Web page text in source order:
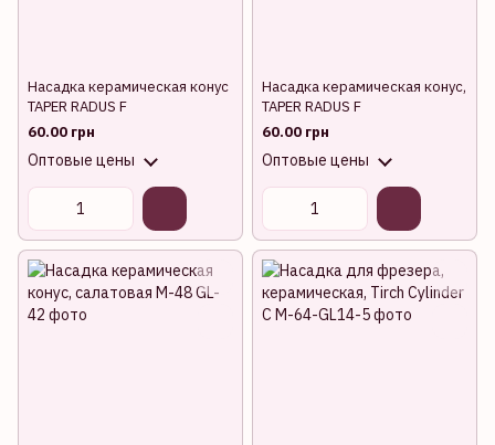
Насадка керамическая конус
TAPER RADUS F
60.00 грн
Оптовые цены
Насадка керамическая конус,
TAPER RADUS F
60.00 грн
Оптовые цены